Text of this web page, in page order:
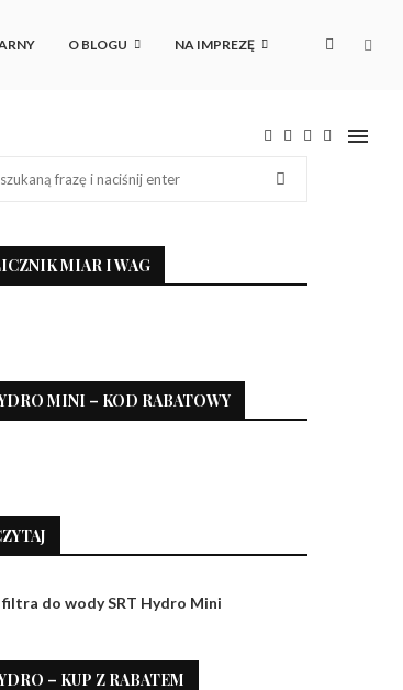
O BLOGU NA IMPREZĘ
MIAR I WAG
MINI – KOD RABATOWY
filtra do wody SRT Hydro Mini
– KUP Z RABATEM